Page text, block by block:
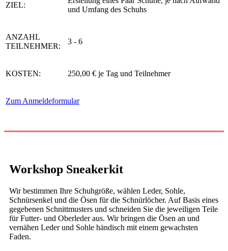
ZIEL:
und Umfang des Schuhs
ANZAHL
TEILNEHMER:
3 - 6
KOSTEN: 250,00 € je Tag und Teilnehmer
Zum Anmeldeformular
Workshop Sneakerkit
Wir bestimmen Ihre Schuhgröße, wählen Leder, Sohle,
Schnürsenkel und die Ösen für die Schnürlöcher. Auf Basis eines
gegebenen Schnittmusters und schneiden Sie die jeweiligen Teile
für Futter- und Oberleder aus. Wir bringen die Ösen an und
vernähen Leder und Sohle händisch mit einem gewachsten
Faden.